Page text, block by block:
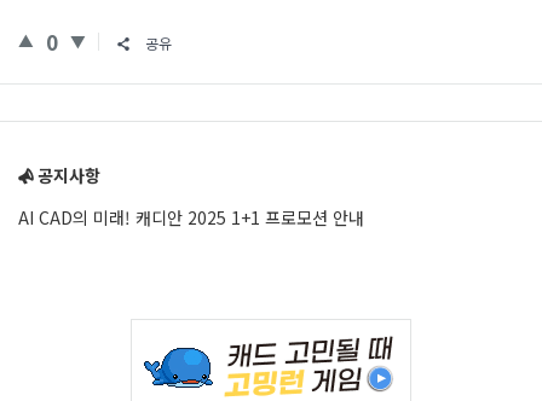
0 공유
공지사항
AI CAD의 미래! 캐디안 2025 1+1 프로모션 안내